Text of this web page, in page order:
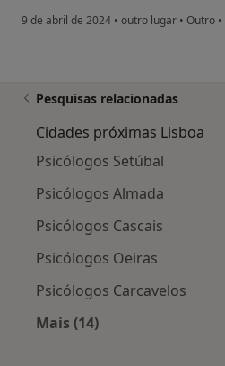
9 de abril de 2024 • outro lugar • Outro •
Pesquisas relacionadas
Cidades próximas Lisboa
Psicólogos Setúbal
Psicólogos Almada
Psicólogos Cascais
Psicólogos Oeiras
Psicólogos Carcavelos
Mais (14)